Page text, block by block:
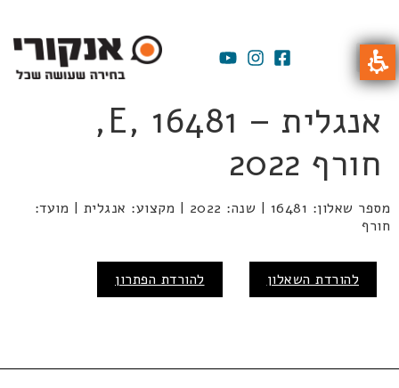
אנגלית – E, 16481,
חורף 2022
מספר שאלון: 16481 | שנה: 2022 | מקצוע: אנגלית | מועד:
חורף
להורדת השאלון להורדת הפתרון